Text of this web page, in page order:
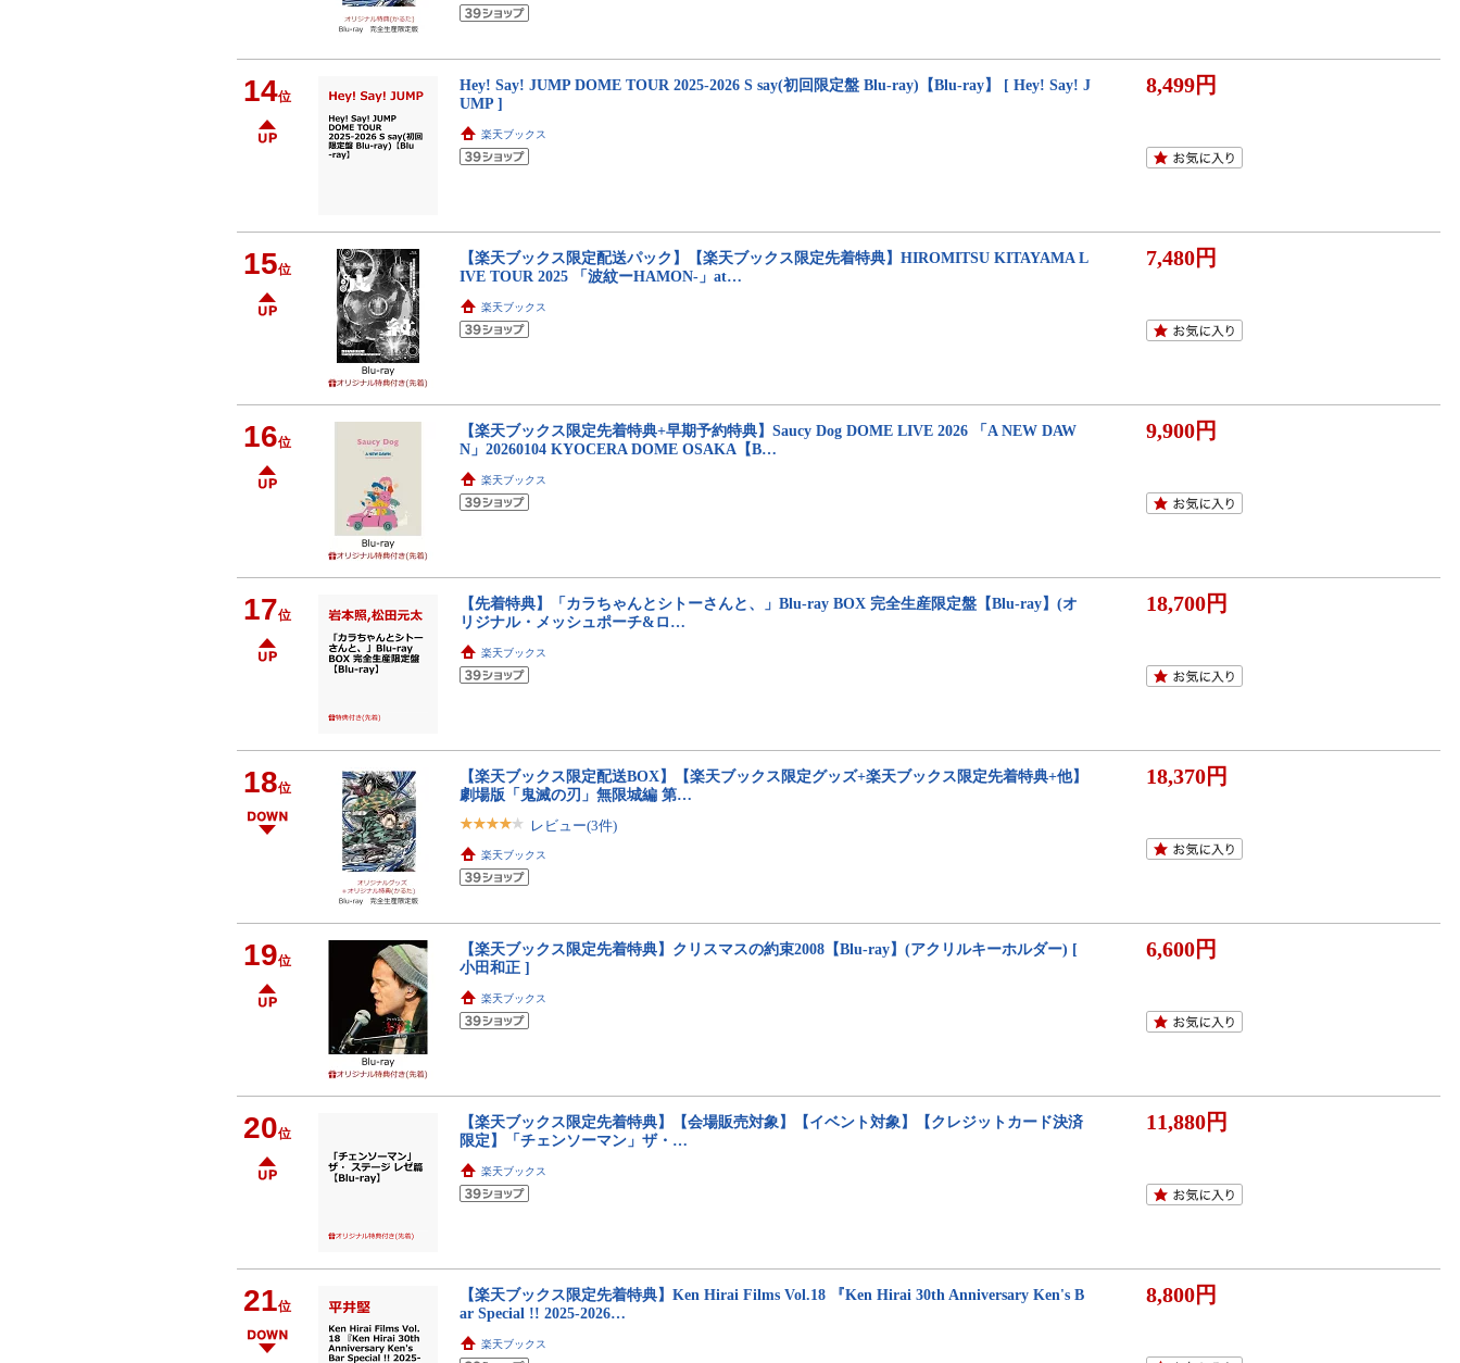
14位
Hey! Say! JUMP DOME TOUR 2025-2026 S say(初回限定盤 Blu-ray)【Blu-ray】 [ Hey! Say! J
UMP ]
楽天ブックス
8,499円
15位
【楽天ブックス限定配送パック】【楽天ブックス限定先着特典】HIROMITSU KITAYAMA L
IVE TOUR 2025 「波紋ーHAMON-」at…
楽天ブックス
7,480円
16位
【楽天ブックス限定先着特典+早期予約特典】Saucy Dog DOME LIVE 2026 「A NEW DAW
N」20260104 KYOCERA DOME OSAKA【B…
楽天ブックス
9,900円
17位
【先着特典】「カラちゃんとシトーさんと、」Blu-ray BOX 完全生産限定盤【Blu-ray】(オ
リジナル・メッシュポーチ&ロ…
楽天ブックス
18,700円
18位
【楽天ブックス限定配送BOX】【楽天ブックス限定グッズ+楽天ブックス限定先着特典+他】
劇場版「鬼滅の刃」無限城編 第…
レビュー(3件)
楽天ブックス
18,370円
19位
【楽天ブックス限定先着特典】クリスマスの約束2008【Blu-ray】(アクリルキーホルダー) [
小田和正 ]
楽天ブックス
6,600円
20位
【楽天ブックス限定先着特典】【会場販売対象】【イベント対象】【クレジットカード決済
限定】「チェンソーマン」ザ・…
楽天ブックス
11,880円
21位
【楽天ブックス限定先着特典】Ken Hirai Films Vol.18 『Ken Hirai 30th Anniversary Ken's B
ar Special !! 2025-2026…
楽天ブックス
8,800円